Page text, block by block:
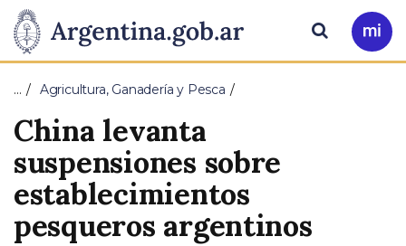
Presidencia
de
la
Nación
Pasar al contenido principal
Ir
a
Buscar
… Agricultura, Ganadería y Pesca
China levanta
suspensiones sobre
establecimientos
pesqueros argentinos